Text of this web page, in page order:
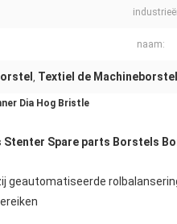
naam:
, Textiel de Machineborstel
Dia Hog Bristle
Spare parts Borstels
geautomatiseerde